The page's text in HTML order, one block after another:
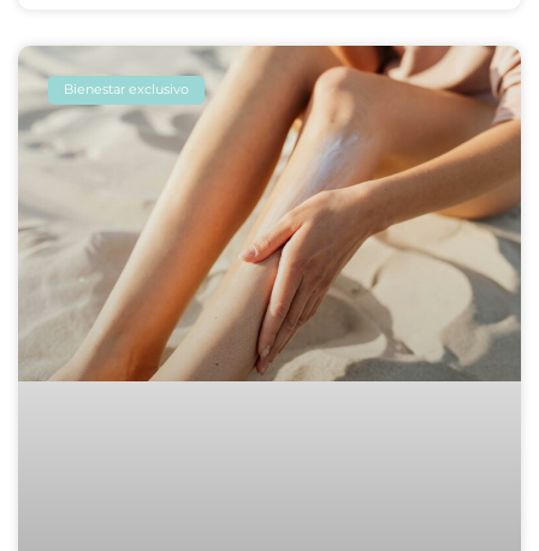
Bienestar exclusivo